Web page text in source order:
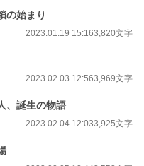
の始まり
2023.01.19 15:163,820文字
2023.02.03 12:563,969文字
、誕生の物語
2023.02.04 12:033,925文字